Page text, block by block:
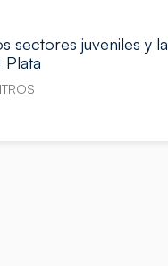
sectores juveniles y la
Plata